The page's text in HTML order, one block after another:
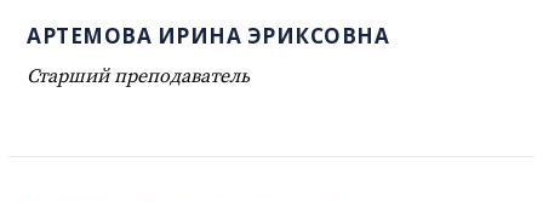
АРТЕМОВА ИРИНА ЭРИКСОВНА
Старший преподаватель